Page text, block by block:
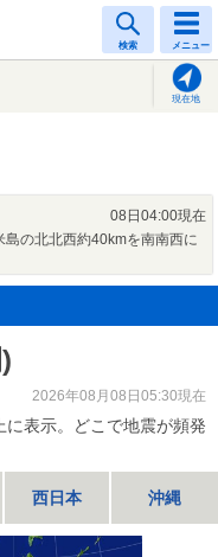
検索 メニュー
現在地
08日04:00現在
の北北西約40kmを南南西に
2026年08月08日05:30現在
表示。どこで地震が頻発
西日本 沖縄